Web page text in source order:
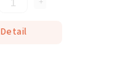
Detail